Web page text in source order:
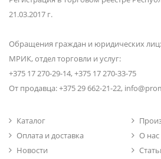
21.03.2017 г.
Обращения граждан и юридических лиц:
МРИК, отдел торговли и услуг:
+375 17 270-29-14, +375 17 270-33-75
От продавца: +375 29 662-21-22,
Каталог
Оплата и доставка
О нас
Новости